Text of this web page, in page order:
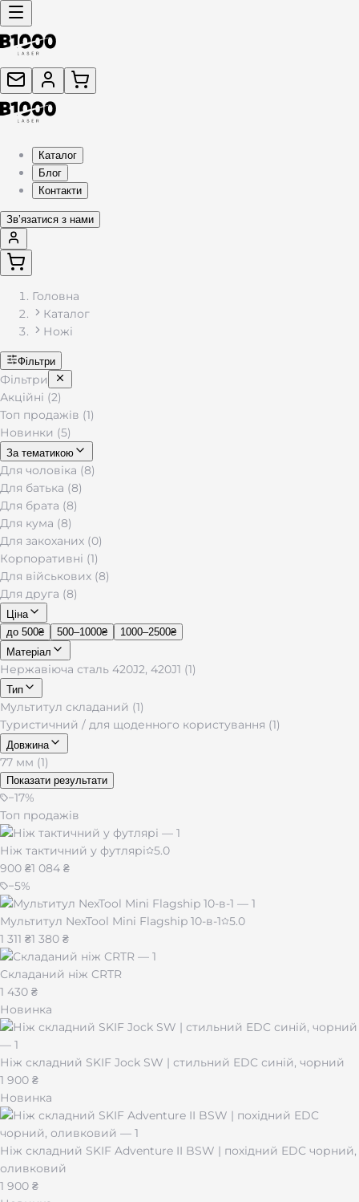
Каталог
Блог
Контакти
Звʼязатися з нами
Головна
Каталог
Ножі
Фільтри
Фільтри
Акційні (2)
Топ продажів (1)
Новинки (5)
За тематикою
Для чоловіка (8)
Для батька (8)
Для брата (8)
Для кума (8)
Для закоханих (0)
Корпоративні (1)
Для військових (8)
Для друга (8)
Ціна
до 500₴
500–1000₴
1000–2500₴
Матеріал
Нержавіюча сталь 420J2, 420J1 (1)
Тип
Мультитул складаний (1)
Туристичний / для щоденного користування (1)
Довжина
77 мм (1)
Показати результати
−17%
Топ продажів
Ніж тактичний у футлярі
5.0
900 ₴1 084 ₴
−5%
Мультитул NexTool Mini Flagship 10-в-1
5.0
1 311 ₴1 380 ₴
Складаний ніж CRTR
1 430 ₴
Новинка
Ніж складний SKIF Jock SW | стильний EDC синій, чорний
1 900 ₴
Новинка
Ніж складний SKIF Adventure II BSW | похідний EDC чорний,
оливковий
1 900 ₴
Складаний ніж (ножик): купити тактичний, кишеньковий.